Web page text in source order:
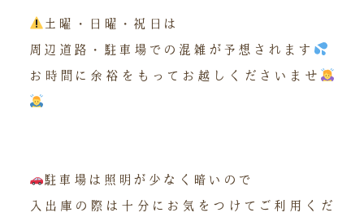
土曜・日曜・祝日は
周辺道路・駐車場での混雑が予想されます
お時間に余裕をもってお越しくださいませ
駐車場は照明が少なく暗いので
入出庫の際は十分にお気をつけてご利用くだ